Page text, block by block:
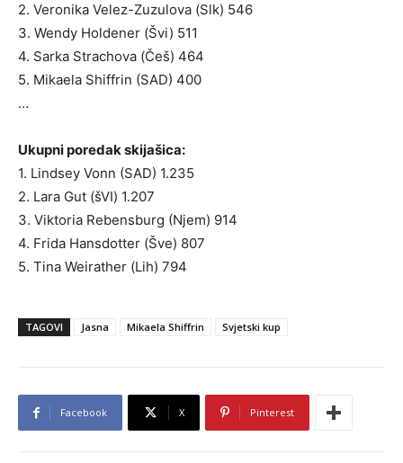
2. Veronika Velez-Zuzulova (Slk) 546
3. Wendy Holdener (Švi) 511
4. Sarka Strachova (Češ) 464
5. Mikaela Shiffrin (SAD) 400
…
Ukupni poredak skijašica:
1. Lindsey Vonn (SAD) 1.235
2. Lara Gut (šVI) 1.207
3. Viktoria Rebensburg (Njem) 914
4. Frida Hansdotter (Šve) 807
5. Tina Weirather (Lih) 794
TAGOVI Jasna Mikaela Shiffrin Svjetski kup
Facebook X Pinterest